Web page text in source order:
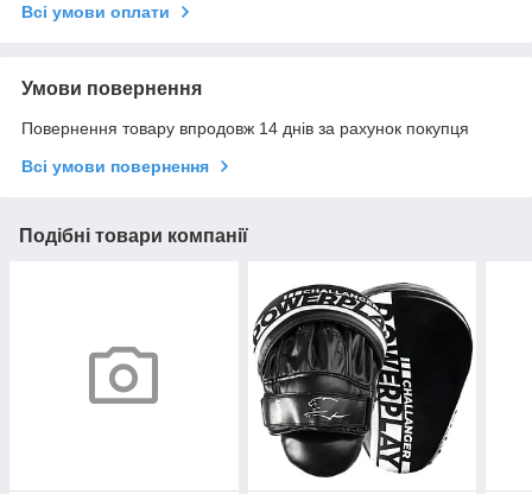
Всі умови оплати
Умови повернення
Повернення товару впродовж 14 днів за рахунок покупця
Всі умови повернення
Подібні товари компанії